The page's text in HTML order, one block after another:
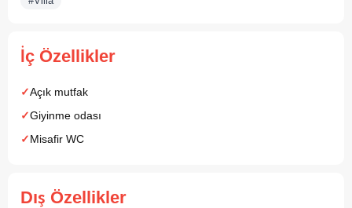
İç Özellikler
Açık mutfak
Giyinme odası
Misafir WC
Dış Özellikler